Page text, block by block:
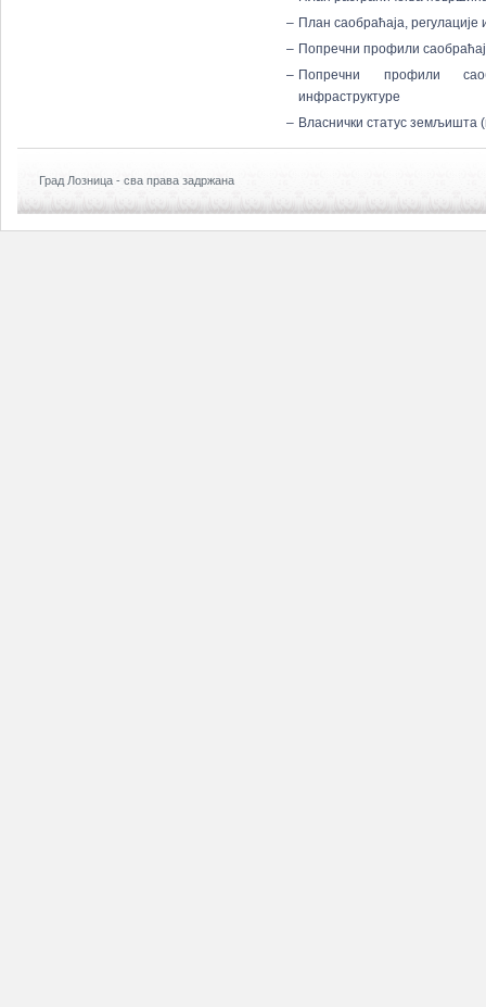
– План саобраћаја, регулације
– Попречни профили
– Попречни профили
инфраструктуре
– Власнички статус земљишта
Град Лозница - сва права задржана